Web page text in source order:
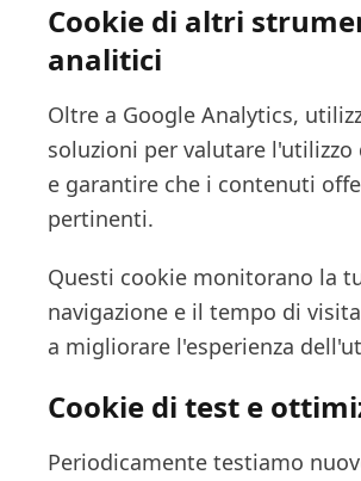
Cookie di altri
analitici
Oltre a Google Analytics,
soluzioni per valutare l'utilizzo
e garantire che i contenuti
pertinenti.
Questi cookie monitorano la
navigazione e il tempo di
a migliorare l'esperienza
Cookie di test e
Periodicamente testiamo